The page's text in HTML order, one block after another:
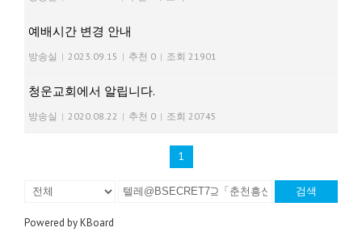
예배시간 변경 안내
방송실 | 2023.09.15 | 추천 0 | 조회 21901
청운교회에서 알립니다.
방송실 | 2020.08.22 | 추천 0 | 조회 20745
1
검색
Powered by KBoard